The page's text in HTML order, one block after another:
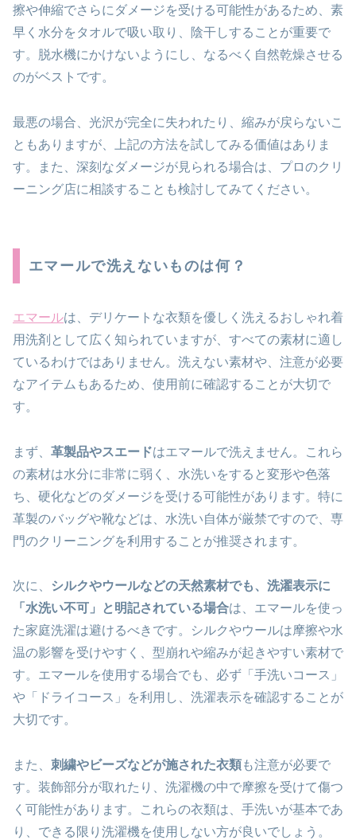
擦や伸縮でさらにダメージを受ける可能性があるため、素
早く水分をタオルで吸い取り、陰干しすることが重要で
す。脱水機にかけないようにし、なるべく自然乾燥させる
のがベストです。
最悪の場合、光沢が完全に失われたり、縮みが戻らないこ
ともありますが、上記の方法を試してみる価値はありま
す。また、深刻なダメージが見られる場合は、プロのクリ
ーニング店に相談することも検討してみてください。
エマールで洗えないものは何？
エマールは、デリケートな衣類を優しく洗えるおしゃれ着
用洗剤として広く知られていますが、すべての素材に適し
ているわけではありません。洗えない素材や、注意が必要
なアイテムもあるため、使用前に確認することが大切で
す。
まず、 革製品やスエードはエマールで洗えません。これら
の素材は水分に非常に弱く、水洗いをすると変形や色落
ち、硬化などのダメージを受ける可能性があります。特に
革製のバッグや靴などは、水洗い自体が厳禁ですので、専
門のクリーニングを利用することが推奨されます。
次に、
シルクやウールなどの天然素材でも、洗濯表示に
「水洗い不可」と明記されている場合は、エマールを使っ
た家庭洗濯は避けるべきです。シルクやウールは摩擦や水
温の影響を受けやすく、型崩れや縮みが起きやすい素材で
す。エマールを使用する場合でも、必ず「手洗いコース」
や「ドライコース」を利用し、洗濯表示を確認することが
大切です。
また、 刺繍やビーズなどが施された衣類も注意が必要で
す。装飾部分が取れたり、洗濯機の中で摩擦を受けて傷つ
く可能性があります。これらの衣類は、手洗いが基本であ
り、できる限り洗濯機を使用しない方が良いでしょう。